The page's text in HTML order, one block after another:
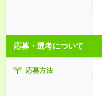
応募・選考について
応募方法